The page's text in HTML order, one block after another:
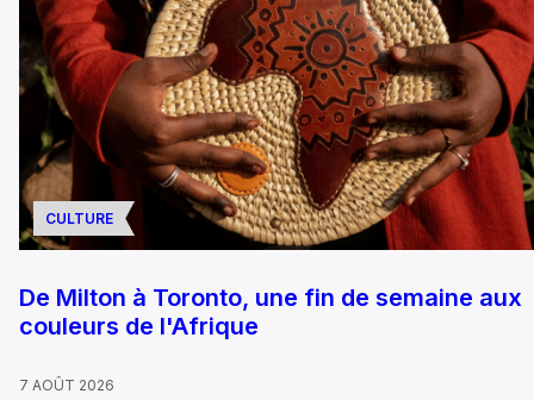
CULTURE
De Milton à Toronto, une fin de semaine aux
couleurs de l'Afrique
7 AOÛT 2026